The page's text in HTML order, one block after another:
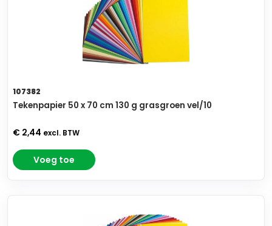
107382
Tekenpapier 50 x 70 cm 130 g grasgroen vel/10
€ 2,44 excl. BTW
Voeg toe